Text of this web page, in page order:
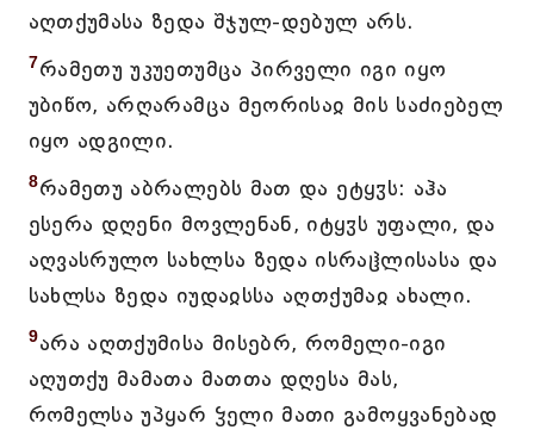
აღთქუმასა ზედა შჯულ-დებულ არს.
7რამეთუ უკუეთუმცა პირველი იგი იყო
უბიწო, არღარამცა მეორისაჲ მის საძიებელ
იყო ადგილი.
8რამეთუ აბრალებს მათ და ეტყჳს: აჰა
ესერა დღენი მოვლენან, იტყჳს უფალი, და
აღვასრულო სახლსა ზედა ისრაჱლისასა და
სახლსა ზედა იუდაჲსსა აღთქუმაჲ ახალი.
9არა აღთქუმისა მისებრ, რომელი-იგი
აღუთქუ მამათა მათთა დღესა მას,
რომელსა უპყარ ჴელი მათი გამოყვანებად